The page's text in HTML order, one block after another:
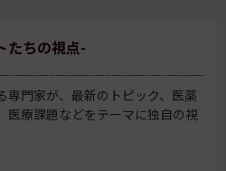
ちの視点-
専門家が、最新のトピック、医薬
医療課題などをテーマに独自の視